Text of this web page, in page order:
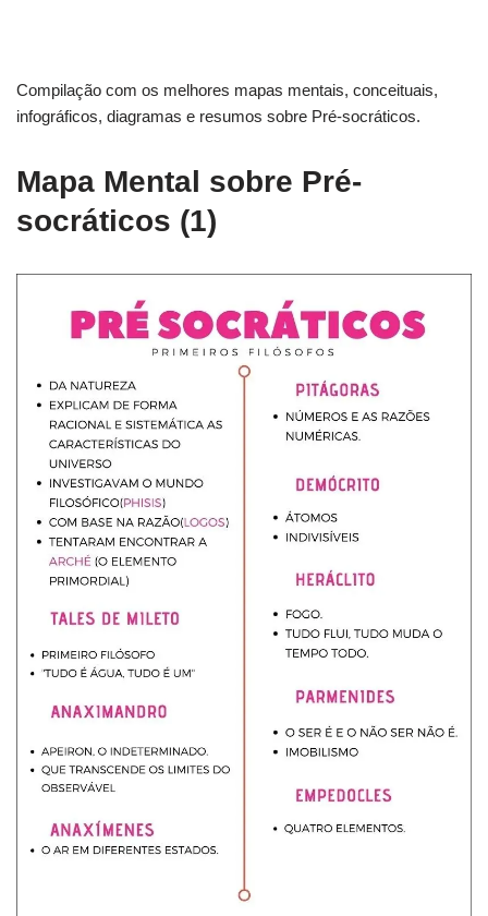
Compilação com os melhores mapas mentais, conceituais,
infográficos, diagramas e resumos sobre Pré-socráticos.
Mapa Mental sobre Pré-
socráticos (1)